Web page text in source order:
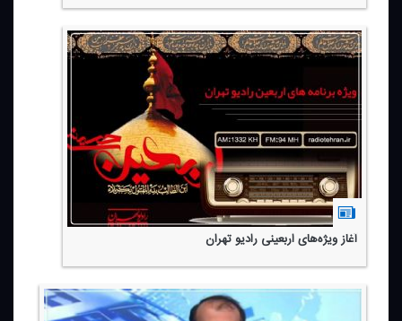
آغاز ویژه‌های اربعینی رادیو تهران